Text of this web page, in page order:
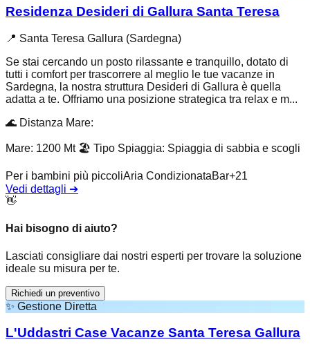
Residenza Desideri di Gallura Santa Teresa
📍 Santa Teresa Gallura (Sardegna)
Se stai cercando un posto rilassante e tranquillo, dotato di
tutti i comfort per trascorrere al meglio le tue vacanze in
Sardegna, la nostra struttura Desideri di Gallura è quella
adatta a te. Offriamo una posizione strategica tra relax e m...
🌊 Distanza Mare:
Mare: 1200 Mt 🏖️ Tipo Spiaggia: Spiaggia di sabbia e scogli
Per i bambini più piccoliAria CondizionataBar+21
Vedi dettagli ➔
👋
Hai bisogno di aiuto?
Lasciati consigliare dai nostri esperti per trovare la soluzione
ideale su misura per te.
Richiedi un preventivo
✨ Gestione Diretta
L'Uddastri Case Vacanze Santa Teresa Gallura